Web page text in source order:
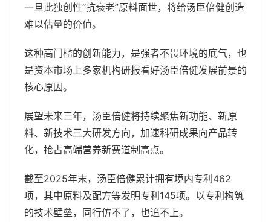
一旦此独创性“抗衰老”原料面世，将给汤臣倍健创造
难以估量的价值。
这种高门槛的创新能力，是强者不畏环境的底气，也
是资本市场上多家机构研报看好汤臣倍健发展前景的
核心原因。
展望未来三年，汤臣倍健将持续聚焦新功能、新原
料、新技术三大研发方向，加速科研成果向产品转
化，抢占高端营养新赛道制高点。
截至2025年末，汤臣倍健累计拥有境内专利462
项，其中原料及配方等发明专利145项。以专利构筑
的技术壁垒，同行仿不了，也追不上。